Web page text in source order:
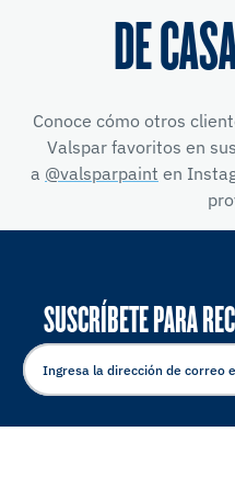
DE
Conoce cómo otros
Valspar favoritos en
a @valsparpaint en
SUSCRÍBETE PARA